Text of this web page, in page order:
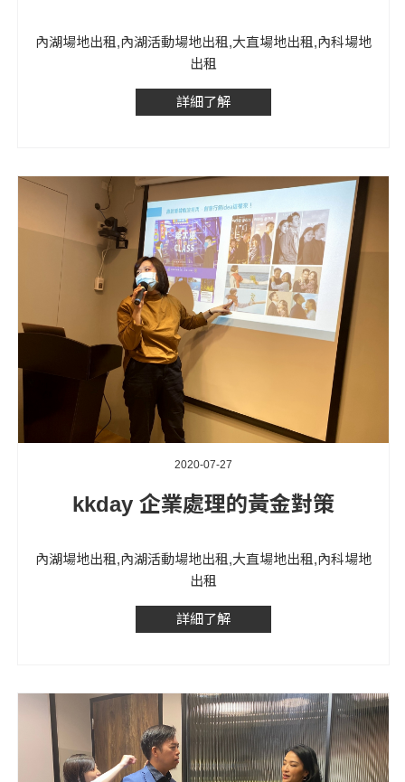
內湖場地出租,內湖活動場地出租,大直場地出租,內科場地
出租
詳細了解
2020-07-27
kkday 企業處理的黃金對策
內湖場地出租,內湖活動場地出租,大直場地出租,內科場地
出租
詳細了解